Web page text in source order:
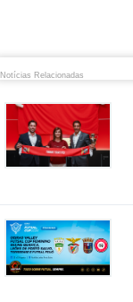
Notícias Relacionadas